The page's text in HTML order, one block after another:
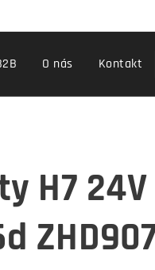
O nás Kontakt
H7 24V